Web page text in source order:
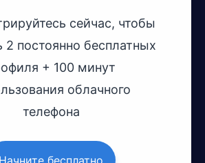
сейчас, чтобы
2 постоянно бесплатных
+ 100 минут
облачного
телефона
Начните бесплатно